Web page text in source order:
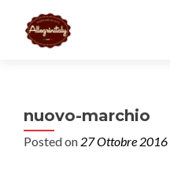
nuovo-marchio
Posted on 27 Ottobre 2016